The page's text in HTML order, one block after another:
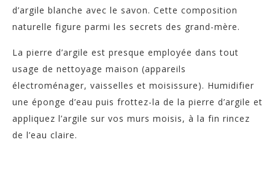
d’argile blanche avec le savon. Cette composition
naturelle figure parmi les secrets des grand-mère.
La pierre d’argile est presque employée dans tout
usage de nettoyage maison (appareils
électroménager, vaisselles et moisissure). Humidifier
une éponge d’eau puis frottez-la de la pierre d’argile et
appliquez l’argile sur vos murs moisis, à la fin rincez
de l’eau claire.